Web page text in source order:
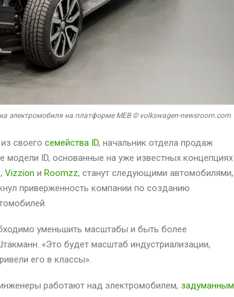
электромобиля на платформе MEB © volkswagen-newsroom.com
из своего семейства ID, начальник отдела продаж
ID, основанные на уже известных концепциях
, Vizzion и Roomzz, станут следующими автомобилями,
приверженность компании по созданию
уменьшить масштабы и быть более
«Это будет масштаб индустриализации,
его в классы».
работают над электромобилем, задуманным